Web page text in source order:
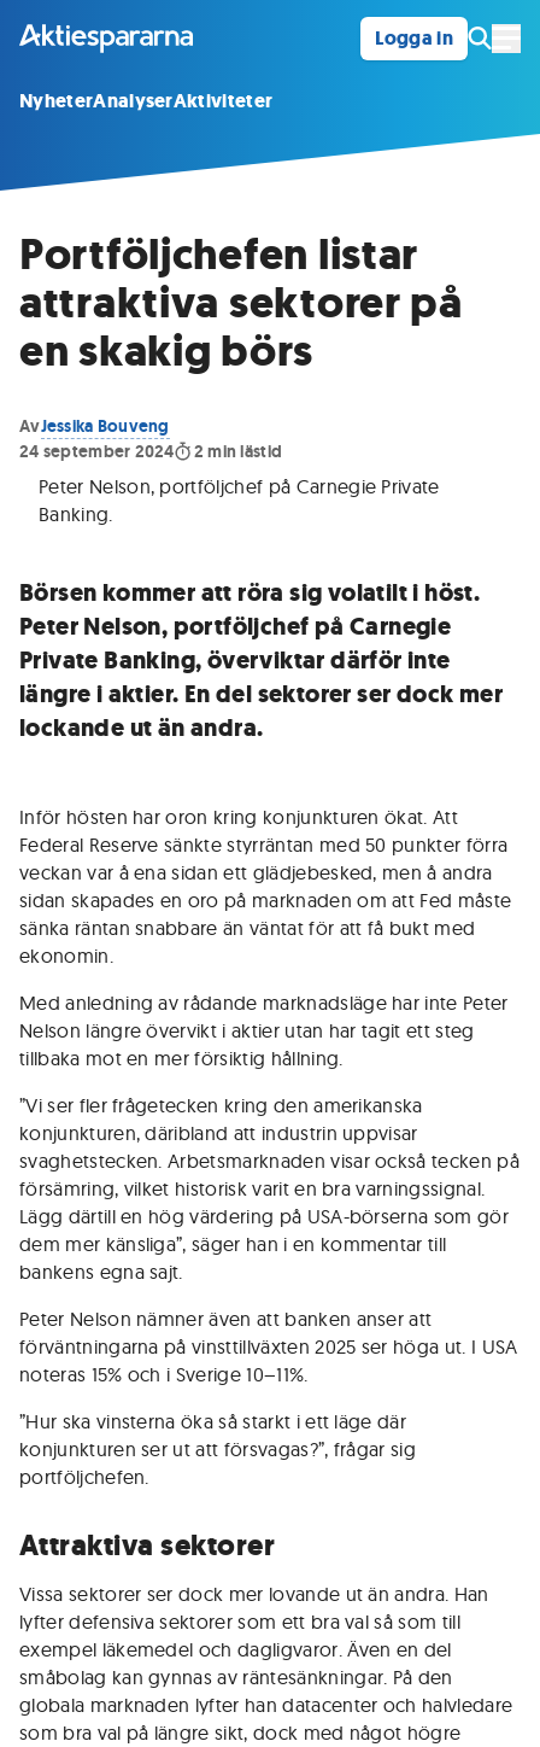
Logga in
NyheterAnalyserAktiviteter
Portföljchefen listar
attraktiva sektorer på
en skakig börs
AvJessika Bouveng
24 september 2024
2 min lästid
Peter Nelson, portföljchef på Carnegie Private
Banking.
Börsen kommer att röra sig volatilt i höst.
Peter Nelson, portföljchef på Carnegie
Private Banking, överviktar därför inte
längre i aktier. En del sektorer ser dock mer
lockande ut än andra.
Inför hösten har oron kring konjunkturen ökat. Att
Federal Reserve sänkte styrräntan med 50 punkter förra
veckan var å ena sidan ett glädjebesked, men å andra
sidan skapades en oro på marknaden om att Fed måste
sänka räntan snabbare än väntat för att få bukt med
ekonomin.
Med anledning av rådande marknadsläge har inte Peter
Nelson längre övervikt i aktier utan har tagit ett steg
tillbaka mot en mer försiktig hållning.
”Vi ser fler frågetecken kring den amerikanska
konjunkturen, däribland att industrin uppvisar
svaghetstecken. Arbetsmarknaden visar också tecken på
försämring, vilket historisk varit en bra varningssignal.
Lägg därtill en hög värdering på USA-börserna som gör
dem mer känsliga”, säger han i en kommentar till
bankens egna sajt.
Peter Nelson nämner även att banken anser att
förväntningarna på vinsttillväxten 2025 ser höga ut. I USA
noteras 15% och i Sverige 10–11%.
”Hur ska vinsterna öka så starkt i ett läge där
konjunkturen ser ut att försvagas?”, frågar sig
portföljchefen.
Attraktiva sektorer
Vissa sektorer ser dock mer lovande ut än andra. Han
lyfter defensiva sektorer som ett bra val så som till
exempel läkemedel och dagligvaror. Även en del
småbolag kan gynnas av räntesänkningar. På den
globala marknaden lyfter han datacenter och halvledare
som bra val på längre sikt, dock med något högre